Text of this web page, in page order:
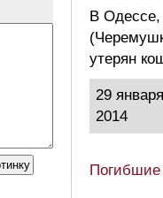
В Одессе,
утерян
29 января
2014